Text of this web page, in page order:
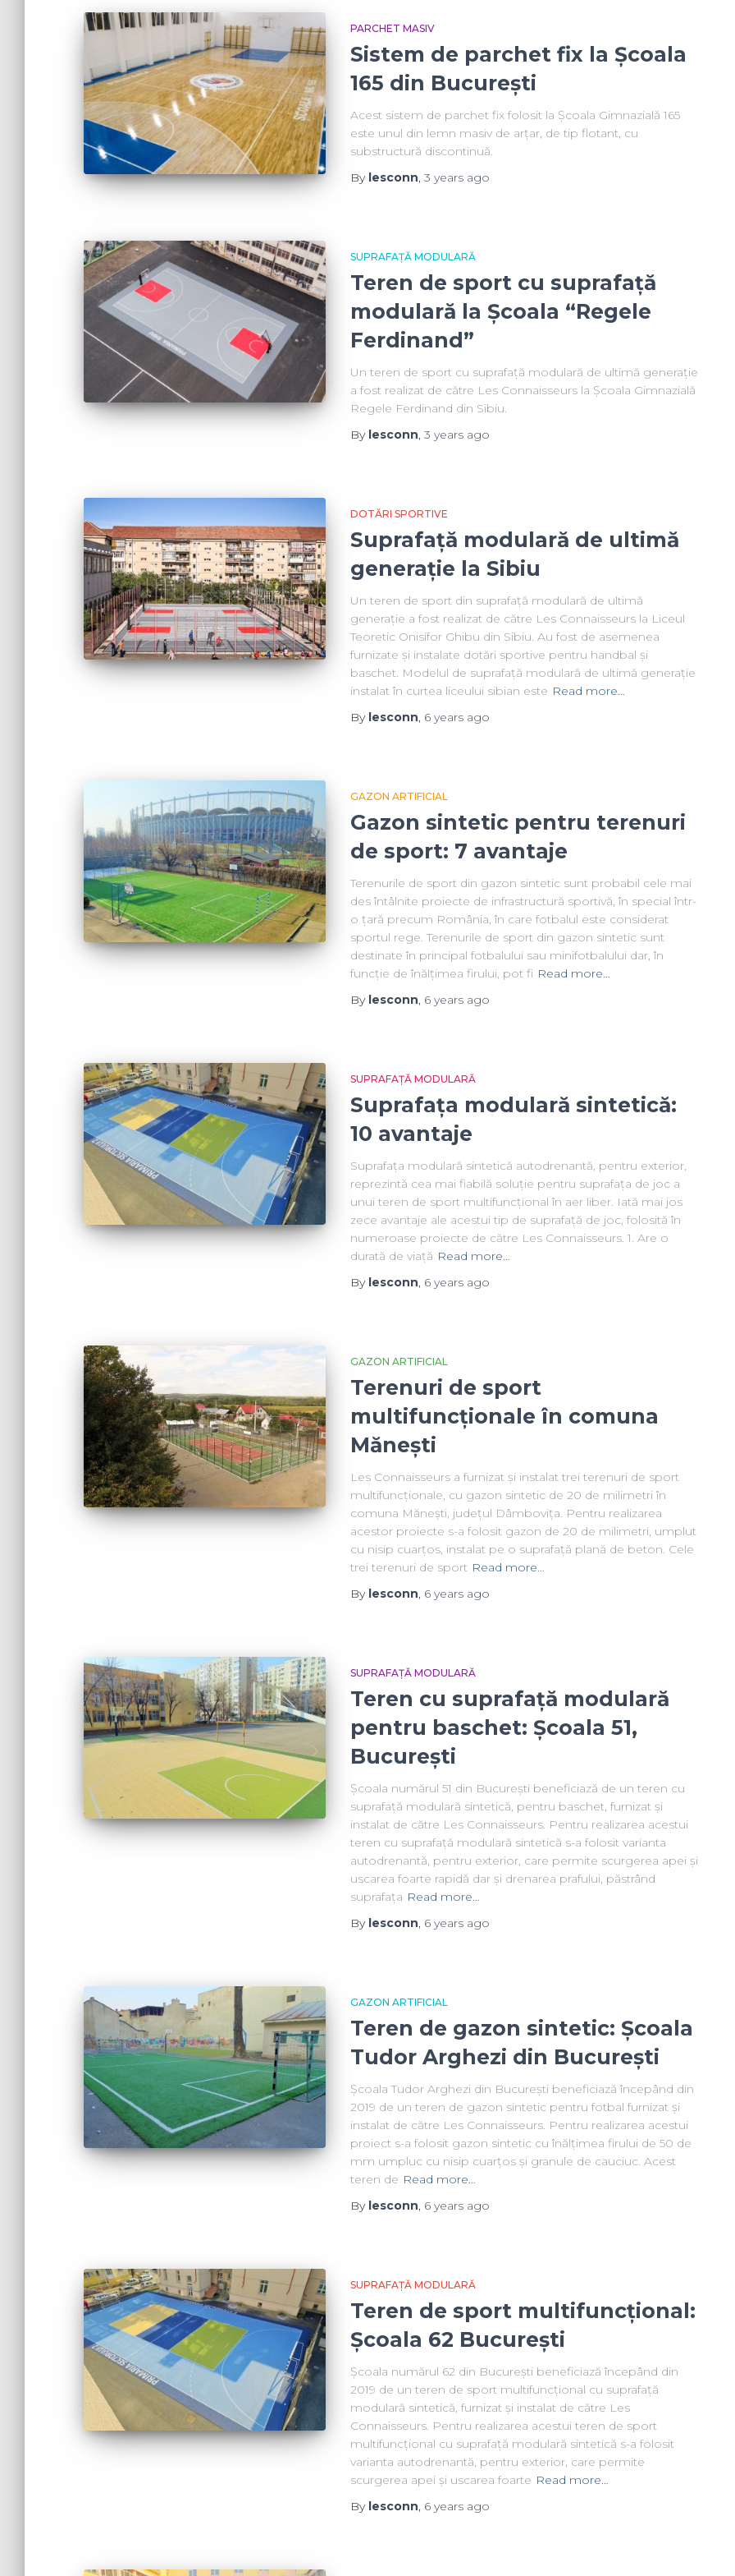
PARCHET MASIV
Sistem de parchet fix la Școala
165 din București
Acest sistem de parchet fix folosit la Școala Gimnazială 165
este unul din lemn masiv de arțar, de tip flotant, cu
substructură discontinuă.
By lesconn, 3 years ago
SUPRAFAȚĂ MODULARĂ
Teren de sport cu suprafață
modulară la Școala “Regele
Ferdinand”
Un teren de sport cu suprafață modulară de ultimă generație
a fost realizat de către Les Connaisseurs la Școala Gimnazială
Regele Ferdinand din Sibiu.
By lesconn, 3 years ago
DOTĂRI SPORTIVE
Suprafață modulară de ultimă
generație la Sibiu
Un teren de sport din suprafață modulară de ultimă
generație a fost realizat de către Les Connaisseurs la Liceul
Teoretic Onisifor Ghibu din Sibiu. Au fost de asemenea
furnizate și instalate dotări sportive pentru handbal și
baschet. Modelul de suprafață modulară de ultimă generație
instalat în curtea liceului sibian este Read more…
By lesconn, 6 years ago
GAZON ARTIFICIAL
Gazon sintetic pentru terenuri
de sport: 7 avantaje
Terenurile de sport din gazon sintetic sunt probabil cele mai
des întâlnite proiecte de infrastructură sportivă, în special într-
o țară precum România, în care fotbalul este considerat
sportul rege. Terenurile de sport din gazon sintetic sunt
destinate în principal fotbalului sau minifotbalului dar, în
funcție de înălțimea firului, pot fi Read more…
By lesconn, 6 years ago
SUPRAFAȚĂ MODULARĂ
Suprafața modulară sintetică:
10 avantaje
Suprafața modulară sintetică autodrenantă, pentru exterior,
reprezintă cea mai fiabilă soluție pentru suprafața de joc a
unui teren de sport multifuncțional în aer liber. Iată mai jos
zece avantaje ale acestui tip de suprafață de joc, folosită în
numeroase proiecte de către Les Connaisseurs. 1. Are o
durată de viață Read more…
By lesconn, 6 years ago
GAZON ARTIFICIAL
Terenuri de sport
multifuncționale în comuna
Mănești
Les Connaisseurs a furnizat și instalat trei terenuri de sport
multifuncționale, cu gazon sintetic de 20 de milimetri în
comuna Mănești, județul Dâmbovița. Pentru realizarea
acestor proiecte s-a folosit gazon de 20 de milimetri, umplut
cu nisip cuarțos, instalat pe o suprafață plană de beton. Cele
trei terenuri de sport Read more…
By lesconn, 6 years ago
SUPRAFAȚĂ MODULARĂ
Teren cu suprafață modulară
pentru baschet: Școala 51,
București
Școala numărul 51 din București beneficiază de un teren cu
suprafață modulară sintetică, pentru baschet, furnizat și
instalat de către Les Connaisseurs. Pentru realizarea acestui
teren cu suprafață modulară sintetică s-a folosit varianta
autodrenantă, pentru exterior, care permite scurgerea apei și
uscarea foarte rapidă dar și drenarea prafului, păstrând
suprafața Read more…
By lesconn, 6 years ago
GAZON ARTIFICIAL
Teren de gazon sintetic: Școala
Tudor Arghezi din București
Școala Tudor Arghezi din București beneficiază începând din
2019 de un teren de gazon sintetic pentru fotbal furnizat și
instalat de către Les Connaisseurs. Pentru realizarea acestui
proiect s-a folosit gazon sintetic cu înălțimea firului de 50 de
mm umpluc cu nisip cuarțos și granule de cauciuc. Acest
teren de Read more…
By lesconn, 6 years ago
SUPRAFAȚĂ MODULARĂ
Teren de sport multifuncțional:
Școala 62 București
Școala numărul 62 din București beneficiază începând din
2019 de un teren de sport multifuncțional cu suprafață
modulară sintetică, furnizat și instalat de către Les
Connaisseurs. Pentru realizarea acestui teren de sport
multifuncțional cu suprafață modulară sintetică s-a folosit
varianta autodrenantă, pentru exterior, care permite
scurgerea apei și uscarea foarte Read more…
By lesconn, 6 years ago